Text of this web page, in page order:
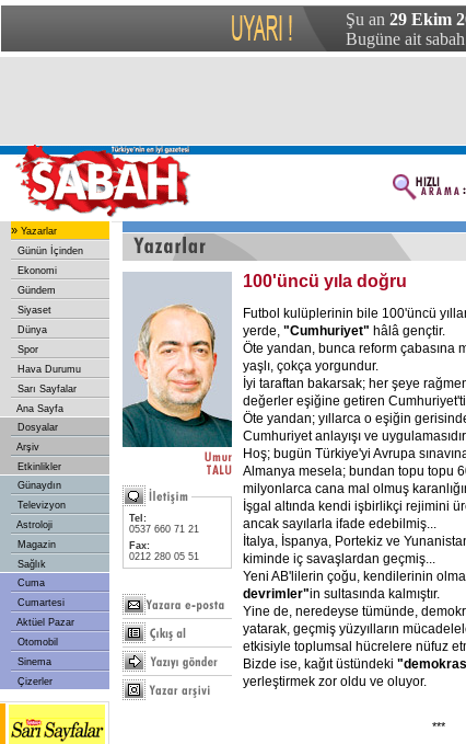
Şu an 29 Ekim
Bugüne ait
» Yazarlar
Günün İçinden
Ekonomi
Gündem
Siyaset
Dünya
Spor
Hava Durumu
Sarı Sayfalar
Ana Sayfa
Dosyalar
Arşiv
Etkinlikler
Günaydın
Televizyon
Astroloji
Magazin
Sağlık
Cuma
Cumartesi
Aktüel Pazar
Otomobil
Sinema
Çizerler
Tel:
0537 660 71 21
Fax:
0212 280 05 51
100'üncü yıla doğru
Futbol kulüplerinin bile 100'üncü
yerde, "Cumhuriyet" hâlâ gençtir.
Öte yandan, bunca reform çabasına
yaşlı, çokça yorgundur.
İyi taraftan bakarsak; her şeye
değerler eşiğine getiren
Öte yandan; yıllarca o eşiğin
Cumhuriyet anlayışı ve
Hoş; bugün Türkiye'yi Avrupa
Almanya mesela; bundan topu topu
milyonlarca cana mal olmuş
İşgal altında kendi işbirlikçi rejimini
ancak sayılarla ifade edebilmiş...
İtalya, İspanya, Portekiz ve
kiminde iç savaşlardan geçmiş...
Yeni AB'lilerin çoğu, kendilerinin
devrimler"in sultasında kalmıştır.
Yine de, neredeyse tümünde,
yatarak, geçmiş yüzyılların
etkisiyle toplumsal hücrelere nüfuz
Bizde ise, kağıt üstündeki
yerleştirmek zor oldu ve oluyor.
***